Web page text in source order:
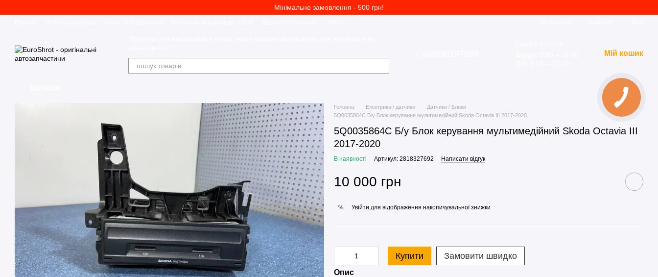
Мінімальне замовлення - 500 грн!
Мій кошик
Головна Електрика / датчики
Датчики / Блоки
5Q0035864C Б/у Блок керування мультимедійний Skoda Octavia III 2017-2020
5Q0035864C Б/у Блок керування мультимедійний Skoda Octavia III
2017-2020
В наявності Артикул: 2818327692 Написати відгук
10 000 грн
% Увійти для відображення накопичувальної знижки
Купити Замовити швидко
Опис